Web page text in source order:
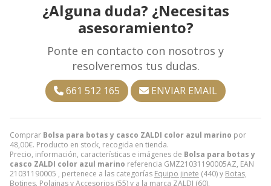
Comprar Bolsa para botas y casco ZALDI color azul marino por
48,00€. Producto en stock, recogida en tienda.
Precio, información, características e imágenes de Bolsa para botas y
casco ZALDI color azul marino referencia GMZ21031190005AZ, EAN
21031190005 , pertenece a las categorías Equipo jinete (440) y Botas,
Botines, Polainas y Accesorios (55) y a la marca ZALDI (60).
¿Alguna duda? ¿Necesitas
asesoramiento?
Ponte en contacto con nosotros y
resolveremos tus dudas.
661 512 165 ENVIAR EMAIL